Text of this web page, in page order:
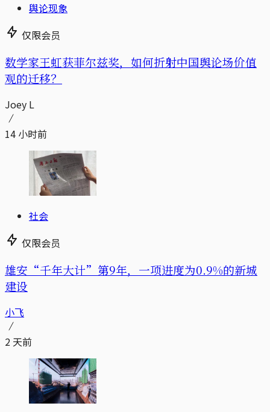
舆论现象
仅限会员
数学家王虹获菲尔兹奖，如何折射中国舆论场价值
观的迁移？
Joey L
14 小时前
社会
仅限会员
雄安“千年大计”第9年，一项进度为0.9%的新城
建设
小飞
2 天前